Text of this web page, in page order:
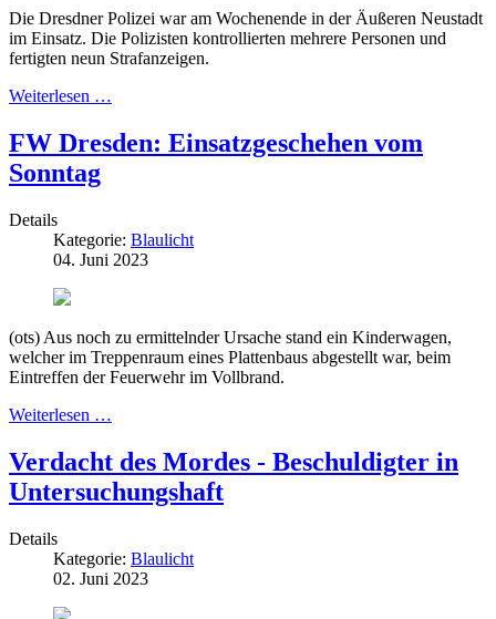
Die Dresdner Polizei war am Wochenende in der Äußeren Neustadt
im Einsatz. Die Polizisten kontrollierten mehrere Personen und
fertigten neun Strafanzeigen.
Weiterlesen …
FW Dresden: Einsatzgeschehen vom
Sonntag
Details
Kategorie: Blaulicht
04. Juni 2023
(ots) Aus noch zu ermittelnder Ursache stand ein Kinderwagen,
welcher im Treppenraum eines Plattenbaus abgestellt war, beim
Eintreffen der Feuerwehr im Vollbrand.
Weiterlesen …
Verdacht des Mordes - Beschuldigter in
Untersuchungshaft
Details
Kategorie: Blaulicht
02. Juni 2023